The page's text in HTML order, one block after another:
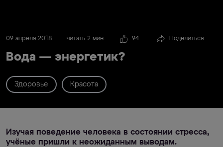
09 апреля 2018 читать 2 мин. 94 Поделиться
Вода — энергетик?
Здоровье Красота
Изучая поведение человека в состоянии стресса,
учёные пришли к неожиданным выводам.